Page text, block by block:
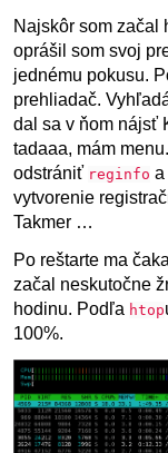
Najskôr som začal
oprášil som svoj
jednému pokusu.
prehliadač.
dal sa v ňom nájsť
tadaaa, mám
odstrániť reginfo a
vytvorenie
Takmer …
Po reštarte ma
začal neskutočne
hodinu. Podľa htop
100%.